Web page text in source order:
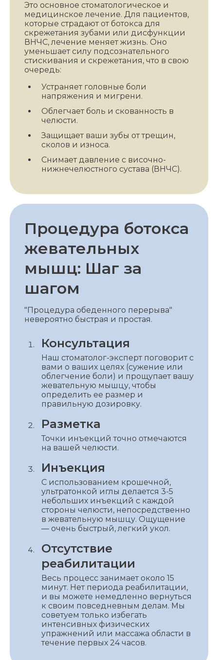
Это основное стоматологическое и
медицинское лечение. Для пациентов,
которые страдают от ботокса для
скрежетания зубами или дисфункции
ВНЧС, лечение меняет жизнь. Оно
уменьшает силу подсознательного
стискивания и скрежетания, что в свою
очередь:
Устраняет головные боли
напряжения и мигрени.
Облегчает боль и скованность в
челюсти.
Защищает ваши зубы от трещин,
сколов и износа.
Снимает давление с височно-
нижнечелюстного сустава (ВНЧС).
Процедура ботокса
жевательных
мышц: Шаг за
шагом
"Процедура обеденного перерыва"
невероятно быстрая и простая.
Консультация
Наш стоматолог-эксперт поговорит с
вами о ваших целях (сужение или
облегчение боли) и прощупает вашу
жевательную мышцу, чтобы
определить ее размер и
правильную дозировку.
Разметка
Точки инъекций точно отмечаются
на вашей челюсти.
Инъекция
С использованием крошечной,
ультратонкой иглы делается 3-5
небольших инъекций с каждой
стороны челюсти, непосредственно
в жевательную мышцу. Ощущение
— очень быстрый, легкий укол.
Отсутствие
реабилитации
Весь процесс занимает около 15
минут. Нет периода реабилитации,
и вы можете немедленно вернуться
к своим повседневным делам. Мы
советуем только избегать
интенсивных физических
упражнений или массажа области в
течение первых 24 часов.